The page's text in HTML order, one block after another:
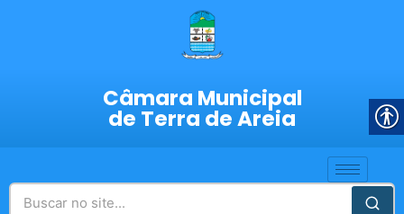
Câmara Municipal
de Terra de Areia